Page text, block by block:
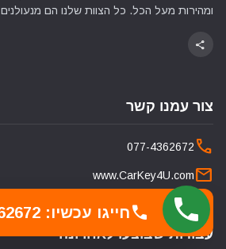
ומהירות מעל הכל. כל הצוות שלנו הם
share
צור עמנו קשר
phone
077-4362672
mail
www.CarKey4U.com
עבודות שבוצעו לאחרונה
callחייגו עכשיו: 077-4362672